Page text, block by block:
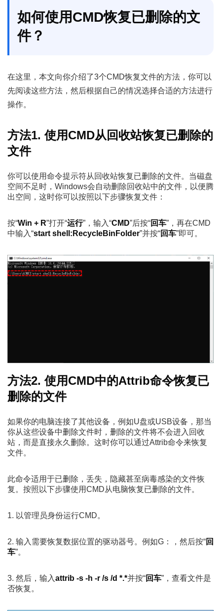
如何使用CMD恢复已删除的文
件？
在这里，本文向你介绍了3个CMD恢复文件的方法，你可以
先阅读这些方法，然后根据自己的情况选择合适的方法进行
操作。
方法1. 使用CMD从回收站恢复已删除的
文件
你可以使用命令提示符从回收站恢复已删除的文件。当磁盘
空间不足时，Windows会自动删除回收站中的文件，以便腾
出空间，这时你可以按照以下步骤恢复文件：
按“Win + R”打开“运行”，输入“CMD”后按“回车”，再在CMD
中输入“start shell:RecycleBinFolder”并按“回车”即可。
方法2. 使用CMD中的Attrib命令恢复已
删除的文件
如果你的电脑连接了其他设备，例如U盘或USB设备，那当
你从这些设备中删除文件时，删除的文件将不会进入回收
站，而是直接永久删除。这时你可以通过Attrib命令来恢复
文件。
此命令适用于已删除，丢失，隐藏甚至病毒感染的文件恢
复。按照以下步骤使用CMD从电脑恢复已删除的文件。
1. 以管理员身份运行CMD。
2. 输入需要恢复数据位置的驱动器号。例如G：，然后按“回
车”。
3. 然后，输入attrib -s -h -r /s /d *.*并按“回车”，查看文件是
否恢复。